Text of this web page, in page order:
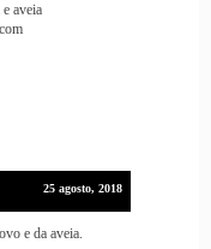
aveia
25 agosto, 2018
e da aveia.